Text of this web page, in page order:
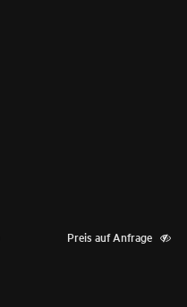
Preis auf Anfrage